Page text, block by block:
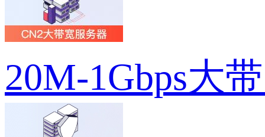
20M-1Gbps大